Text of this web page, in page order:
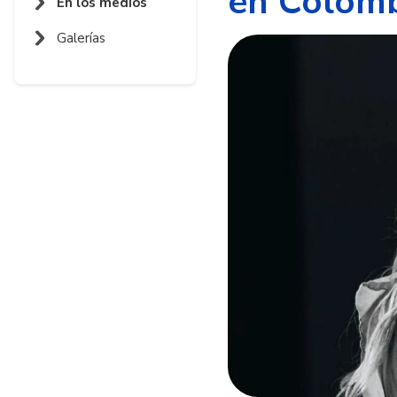
Galerías